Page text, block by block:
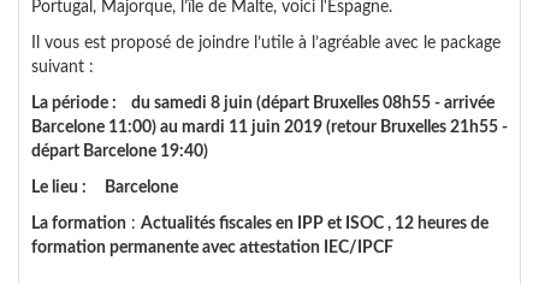
Portugal, Majorque, l’île de Malte, voici l'Espagne.
Il vous est proposé de joindre l’utile à l’agréable avec le package
suivant :
La période : du samedi 8 juin (départ Bruxelles 08h55 - arrivée
Barcelone 11:00) au mardi 11 juin 2019 (retour Bruxelles 21h55 -
départ Barcelone 19:40)
Le lieu : Barcelone
La formation : Actualités fiscales en IPP et ISOC , 12 heures de
formation permanente avec attestation IEC/IPCF